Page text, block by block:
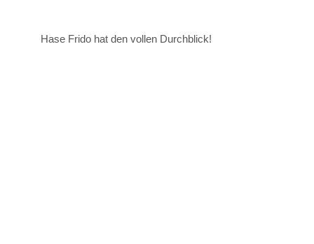
Hase Frido hat den vollen Durchblick!